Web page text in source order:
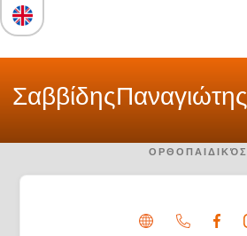
ΣαββίδηςΠαναγιώτης
ΟΡΘΟΠΑΙΔΙΚΌΣ